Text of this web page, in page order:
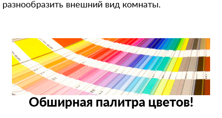
разнообразить внешний вид комнаты.
Обширная палитра цветов!